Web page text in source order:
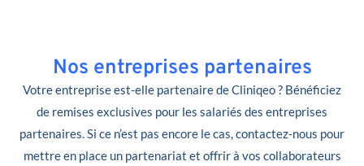
Nos entreprises partenaires
Votre entreprise est-elle partenaire de Cliniqeo ? Bénéficiez
de remises exclusives pour les salariés des entreprises
partenaires. Si ce n’est pas encore le cas, contactez-nous pour
mettre en place un partenariat et offrir à vos collaborateurs